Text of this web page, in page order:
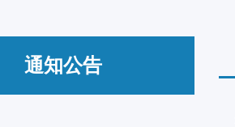
通知公告